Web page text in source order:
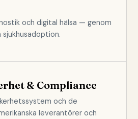
och digital hälsa — genom
sjukhusadoption.
& Compliance
och de
leverantörer och